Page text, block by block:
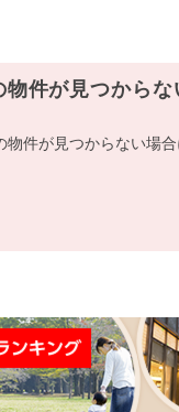
物件が見つからな
物件が見つからない場